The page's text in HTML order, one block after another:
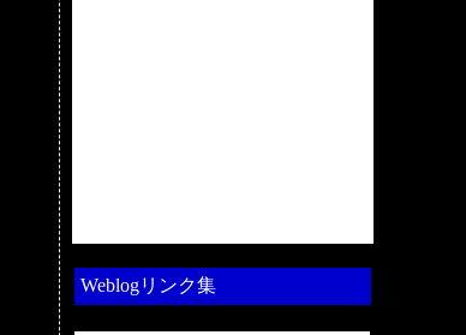
Weblogリンク集